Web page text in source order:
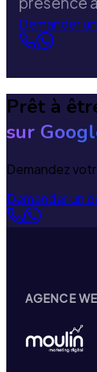
Demander
Prêt à
sur
Demandez
Demander un
AGENCE